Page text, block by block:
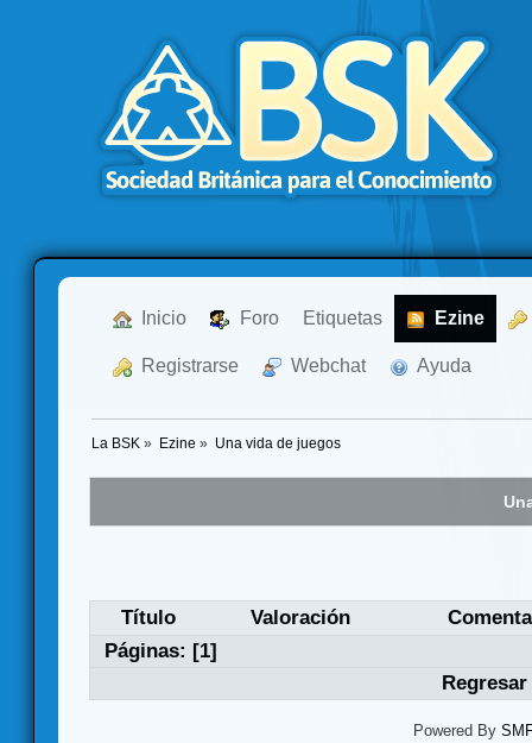
Inicio Foro Etiquetas Ezine
Registrarse Webchat Ayuda
La BSK » Ezine » Una vida de juegos
Título Valoración
Páginas: [1]
Powered By